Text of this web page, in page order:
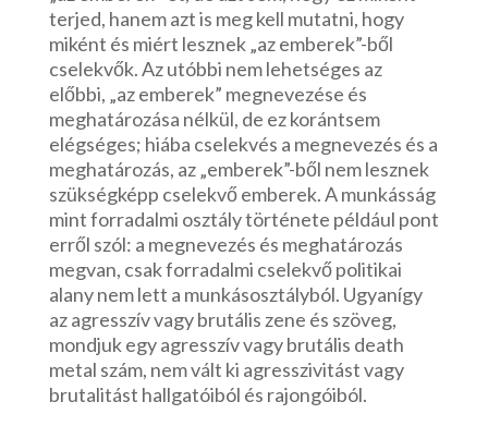
terjed, hanem azt is meg kell mutatni, hogy
miként és miért lesznek „az emberek”-ből
cselekvők. Az utóbbi nem lehetséges az
előbbi, „az emberek” megnevezése és
meghatározása nélkül, de ez korántsem
elégséges; hiába cselekvés a megnevezés és a
meghatározás, az „emberek”-ből nem lesznek
szükségképp cselekvő emberek. A munkásság
mint forradalmi osztály története például pont
erről szól: a megnevezés és meghatározás
megvan, csak forradalmi cselekvő politikai
alany nem lett a munkásosztályból. Ugyanígy
az agresszív vagy brutális zene és szöveg,
mondjuk egy agresszív vagy brutális death
metal szám, nem vált ki agresszivitást vagy
brutalitást hallgatóiból és rajongóiból.